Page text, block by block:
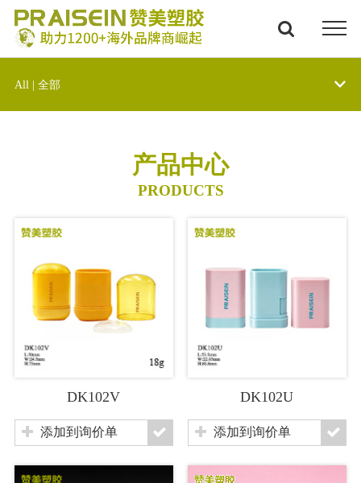
All | 全部
产品中心
PRODUCTS
DK102V
添加到询价单
DK102U
添加到询价单